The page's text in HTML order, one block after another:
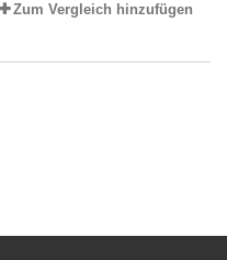
Zum Vergleich hinzufügen